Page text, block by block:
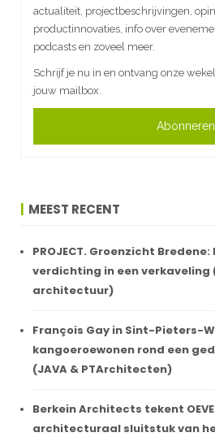
actualiteit, projectbeschrijvingen,
productinnovaties, info over
podcasts en zoveel meer.
Schrijf je nu in en ontvang onze
jouw mailbox.
Abonneren
MEEST RECENT
PROJECT. Groenzicht
verdichting in een verkaveling
architectuur)
François Gay in Sint-Pieters-
kangoeroewonen rond een
(JAVA & PTArchitecten)
Berkein Architects tekent
architecturaal sluitstuk van